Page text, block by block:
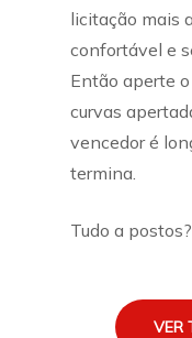
licitação mais
confortável e
Então aperte
curvas
vencedor é
termina.
Tudo a
VER